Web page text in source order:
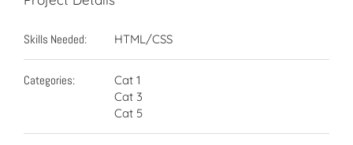
Skills Needed: HTML/CSS
Categories:
Cat 1
Cat 3
Cat 5